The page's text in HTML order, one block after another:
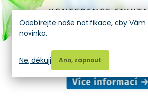
Odebírejte naše notifikace, aby Vám
novinka.
Ano, zapnout
Ne, děkuji